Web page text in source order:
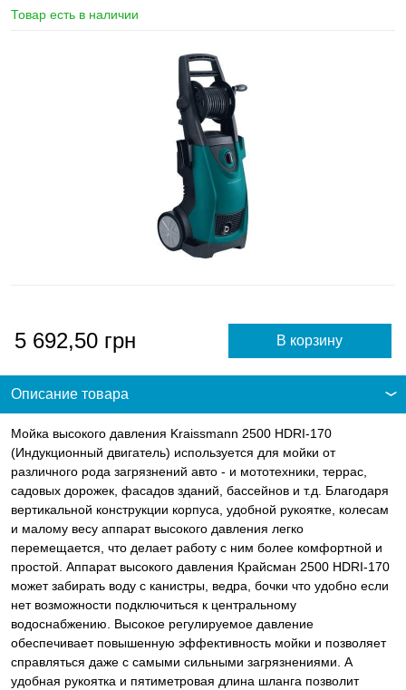
Товар есть в наличии
5 692,50 грн
Описание товара
Мойка высокого давления Kraissmann 2500 HDRI-170
(Индукционный двигатель) используется для мойки от
различного рода загрязнений авто - и мототехники, террас,
садовых дорожек, фасадов зданий, бассейнов и т.д. Благодаря
вертикальной конструкции корпуса, удобной рукоятке, колесам
и малому весу аппарат высокого давления легко
перемещается, что делает работу с ним более комфортной и
простой. Аппарат высокого давления Крайсман 2500 HDRI-170
может забирать воду с канистры, ведра, бочки что удобно если
нет возможности подключиться к центральному
водоснабжению. Высокое регулируемое давление
обеспечивает повышенную эффективность мойки и позволяет
справляться даже с самыми сильными загрязнениями. А
удобная рукоятка и пятиметровая длина шланга позволит